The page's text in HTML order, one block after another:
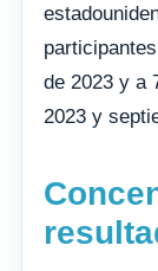
de 2023 y a
2023 y